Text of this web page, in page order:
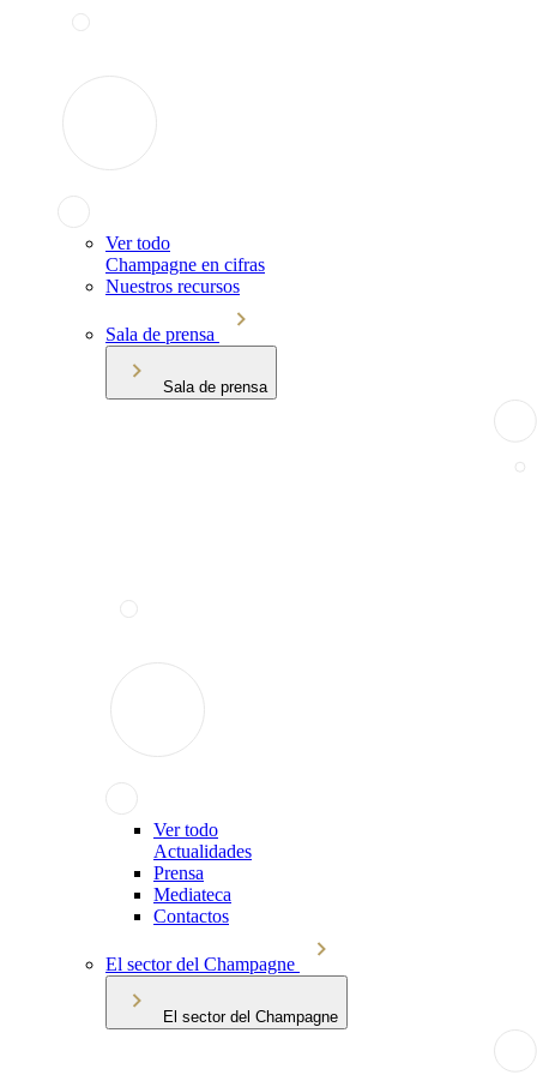
Ver todo
Champagne en cifras
Nuestros recursos
Sala de prensa
Sala de prensa
Ver todo
Actualidades
Prensa
Mediateca
Contactos
El sector del Champagne
El sector del Champagne